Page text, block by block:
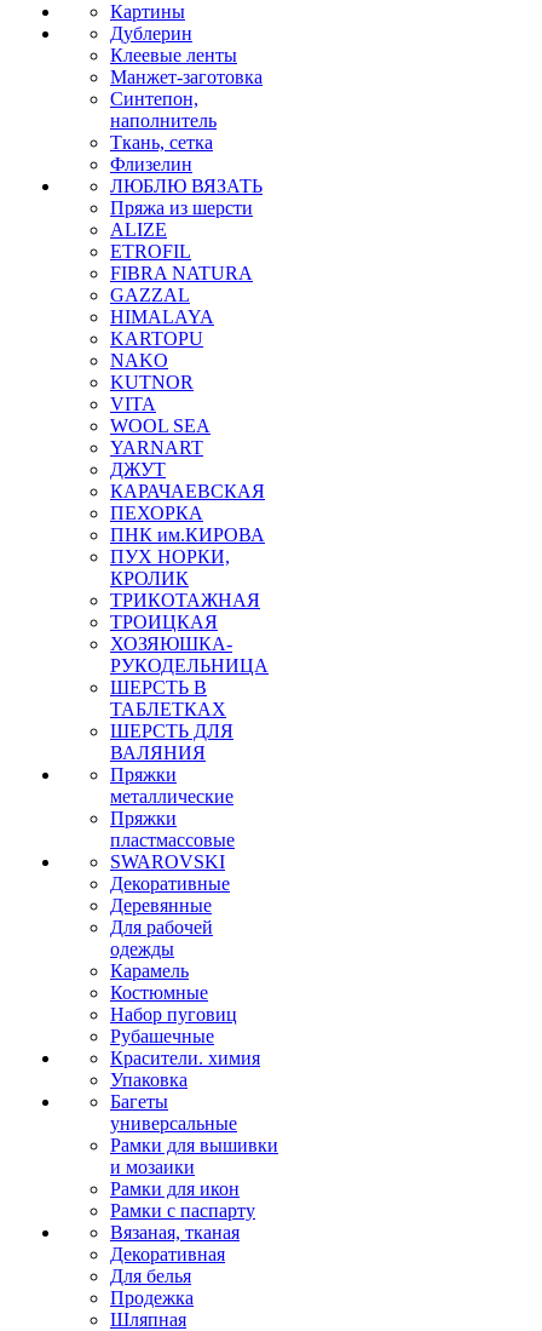
Картины
Дублерин
Клеевые ленты
Манжет-заготовка
Синтепон,
наполнитель
Ткань, сетка
Флизелин
ЛЮБЛЮ ВЯЗАТЬ
Пряжа из шерсти
ALIZE
ETROFIL
FIBRA NATURA
GAZZAL
HIMALAYA
KARTOPU
NAKO
KUTNOR
VITA
WOOL SEA
YARNART
ДЖУТ
КАРАЧАЕВСКАЯ
ПЕХОРКА
ПНК им.КИРОВА
ПУХ НОРКИ,
КРОЛИК
ТРИКОТАЖНАЯ
ТРОИЦКАЯ
ХОЗЯЮШКА-
РУКОДЕЛЬНИЦА
ШЕРСТЬ В
ТАБЛЕТКАХ
ШЕРСТЬ ДЛЯ
ВАЛЯНИЯ
Пряжки
металлические
Пряжки
пластмассовые
SWAROVSKI
Декоративные
Деревянные
Для рабочей
одежды
Карамель
Костюмные
Набор пуговиц
Рубашечные
Красители. химия
Упаковка
Багеты
универсальные
Рамки для вышивки
и мозаики
Рамки для икон
Рамки с паспарту
Вязаная, тканая
Декоративная
Для белья
Продежка
Шляпная